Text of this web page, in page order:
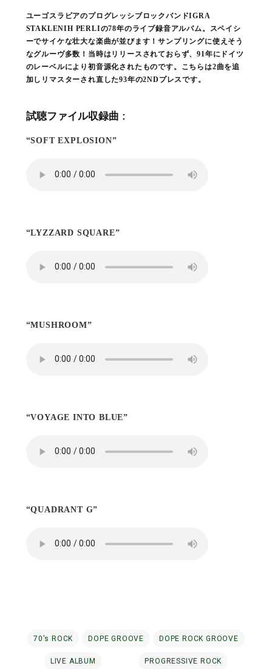
ユーゴスラビアのプログレッシブロックバンドIGRA
STAKLENIH PERLIの78年のライブ録音アルバム。スペイシ
ーでサイケな壮大な楽曲が並びます！サンプリングに使えそう
なグルーヴ多数！当時はリリースされておらず、91年にドイツ
のレーベルにより初音源化されたものです。こちらは2曲を追
加しリマスターされ直した93年の2NDプレスです。
試聴ファイル収録曲 :
“SOFT EXPLOSION”
“LYZZARD SQUARE”
“MUSHROOM”
“VOYAGE INTO BLUE”
“QUADRANT G”
70's ROCK DOPE GROOVE DOPE ROCK GROOVE
LIVE ALBUM PROGRESSIVE ROCK